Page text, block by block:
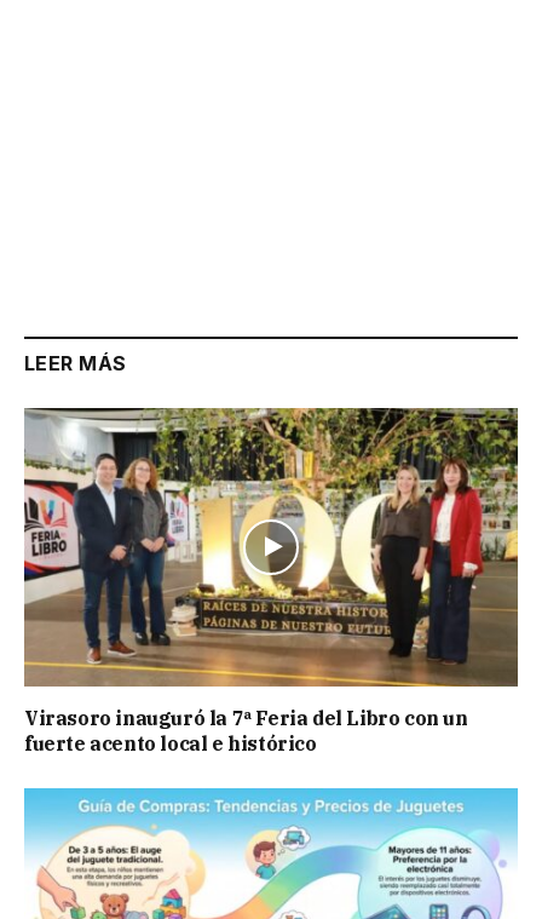
LEER MÁS
Virasoro inauguró la 7ª Feria del Libro con un
fuerte acento local e histórico